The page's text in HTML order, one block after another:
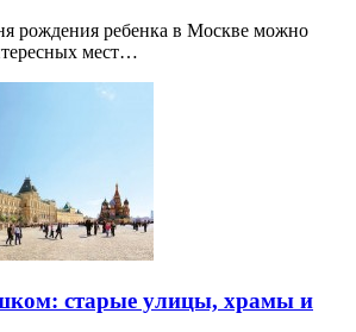
рождения ребенка в Москве можно
мест…
старые улицы, храмы и